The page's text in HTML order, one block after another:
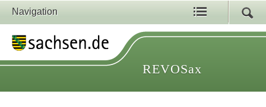
Navigation
REVOSax